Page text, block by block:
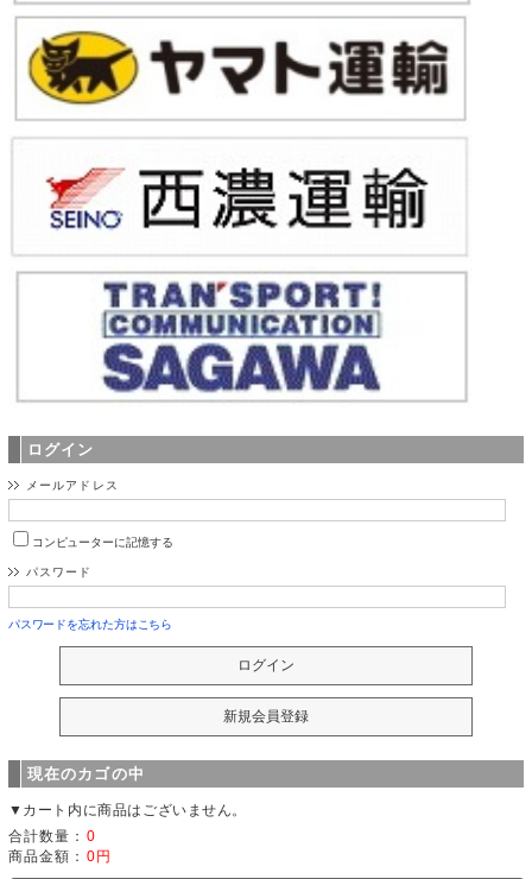
ログイン
メールアドレス
コンピューターに記憶する
パスワード
パスワードを忘れた方はこちら
現在のカゴの中
▼カート内に商品はございません。
合計数量： 0
商品金額： 0円